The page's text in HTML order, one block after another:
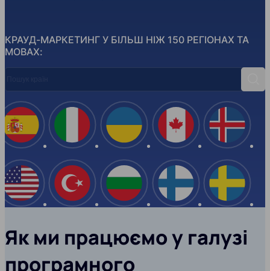
КРАУД-МАРКЕТИНГ У БІЛЬШ НІЖ 150 РЕГІОНАХ ТА
МОВАХ:
Іспанія
США
Італія
Туреччина
Україна
Болгарія
Канада
Фінляндія Швеція
Як ми працюємо у галузі
програмного